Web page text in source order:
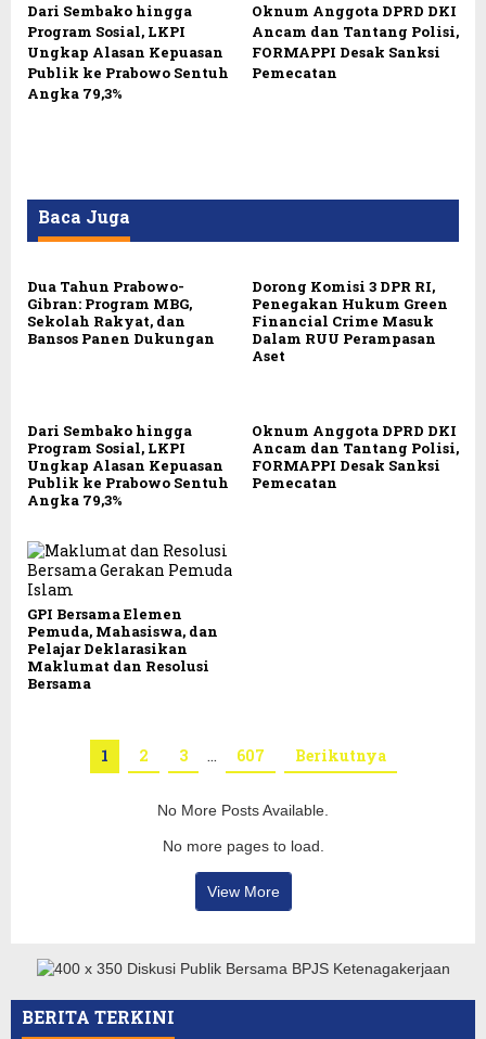
Dari Sembako hingga
Program Sosial, LKPI
Ungkap Alasan Kepuasan
Publik ke Prabowo Sentuh
Angka 79,3%
Oknum Anggota DPRD DKI
Ancam dan Tantang Polisi,
FORMAPPI Desak Sanksi
Pemecatan
Baca Juga
Dua Tahun Prabowo-
Gibran: Program MBG,
Sekolah Rakyat, dan
Bansos Panen Dukungan
Dorong Komisi 3 DPR RI,
Penegakan Hukum Green
Financial Crime Masuk
Dalam RUU Perampasan
Aset
Dari Sembako hingga
Program Sosial, LKPI
Ungkap Alasan Kepuasan
Publik ke Prabowo Sentuh
Angka 79,3%
Oknum Anggota DPRD DKI
Ancam dan Tantang Polisi,
FORMAPPI Desak Sanksi
Pemecatan
GPI Bersama Elemen
Pemuda, Mahasiswa, dan
Pelajar Deklarasikan
Maklumat dan Resolusi
Bersama
1 2 3 … 607 Berikutnya
No More Posts Available.
No more pages to load.
View More
BERITA TERKINI